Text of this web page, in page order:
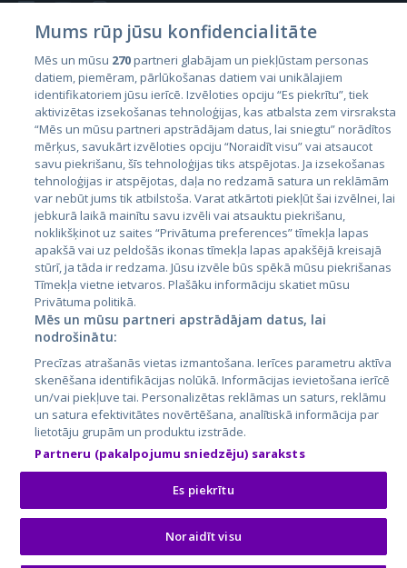
Valstis
Igaunija
Latvija
Lietuva
City24.lv
City24.ee
GetaPro.lv
GetaPro.ee
Skelbiu.lt
Autoplius.lt
Aruodas.lt
Kainos.lt
Paslaugos.lt
auto24.ee
KV.ee
Osta.ee
KuldneBörs.ee
Mums rūp jūsu konfidencialitāte
Mēs un mūsu 270partneri glabājam un piekļūstam personas
datiem, piemēram, pārlūkošanas datiem vai unikālajiem
identifikatoriem jūsu ierīcē. Izvēloties opciju “Es piekrītu”, tiek
aktivizētas izsekošanas tehnoloģijas, kas atbalsta zem virsraksta
“Mēs un mūsu partneri apstrādājam datus, lai sniegtu” norādītos
mērķus, savukārt izvēloties opciju “Noraidīt visu” vai atsaucot
savu piekrišanu, šīs tehnoloģijas tiks atspējotas. Ja izsekošanas
tehnoloģijas ir atspējotas, daļa no redzamā satura un reklāmām
var nebūt jums tik atbilstoša. Varat atkārtoti piekļūt šai izvēlnei, lai
jebkurā laikā mainītu savu izvēli vai atsauktu piekrišanu,
noklikšķinot uz saites “Privātuma preferences” tīmekļa lapas
apakšā vai uz peldošās ikonas tīmekļa lapas apakšējā kreisajā
stūrī, ja tāda ir redzama. Jūsu izvēle būs spēkā mūsu piekrišanas
Tīmekļa vietne ietvaros. Plašāku informāciju skatiet mūsu
Privātuma politikā.
Mēs un mūsu partneri apstrādājam datus, lai
nodrošinātu:
Precīzas atrašanās vietas izmantošana. Ierīces parametru aktīva
skenēšana identifikācijas nolūkā. Informācijas ievietošana ierīcē
un/vai piekļuve tai. Personalizētas reklāmas un saturs, reklāmu
un satura efektivitātes novērtēšana, analītiskā informācija par
lietotāju grupām un produktu izstrāde.
Partneru (pakalpojumu sniedzēju) saraksts
Es piekrītu
Noraidīt visu